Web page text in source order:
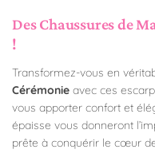
Des Chaussures de
!
Transformez-vous en
Cérémonie avec ces
vous apporter confort et
épaisse vous donneront
prête à conquérir le cœur